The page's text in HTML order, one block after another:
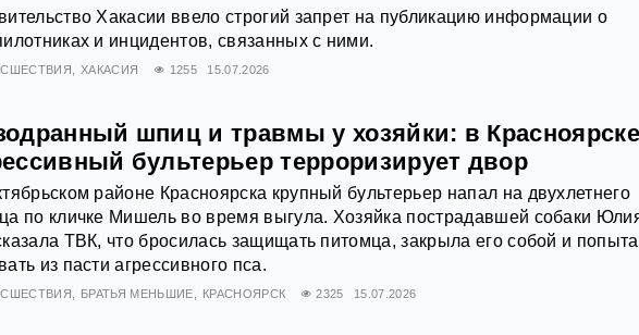
Хакасии ввело строгий запрет на публикацию информации о
и инцидентов, связанных с ними.
ХАКАСИЯ 1255 15.07.2026
шпиц и травмы у хозяйки: в Красноярске
бультерьер терроризирует двор
районе Красноярска крупный бультерьер напал на двухлетнего
по кличке Мишель во время выгула. Хозяйка пострадавшей собаки
ТВК, что бросилась защищать питомца, закрыла его собой и
из пасти агрессивного пса.
БРАТЬЯ МЕНЬШИЕ КРАСНОЯРСК 2325 15.07.2026